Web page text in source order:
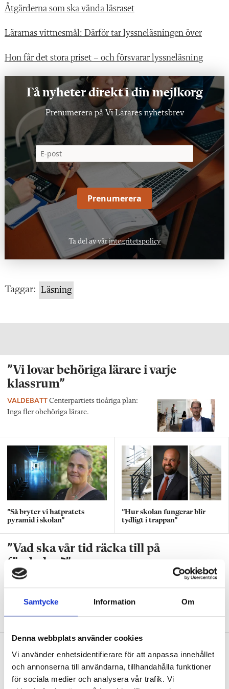
Samtycke Information Om
Denna webbplats använder cookies
Vi använder enhetsidentifierare för att anpassa innehållet
och annonserna till användarna, tillhandahålla funktioner
för sociala medier och analysera vår trafik. Vi
Åtgärderna som ska vända läsraset
Lärarnas vittnesmål: Därför tar lyssneläsningen över
Hon får det stora priset – och försvarar lyssneläsning
Få nyheter direkt i din mejlkorg
Prenumerera på Vi Lärares nyhetsbrev
Prenumerera
Ta del av vårintegritetspolicy
Taggar: Läsning
”Vi lovar behöriga lärare i varje
klassrum”
VALDEBATT Centerpartiets tioåriga plan:
Inga fler obehöriga lärare.
”Så bryter vi hatpratets
pyramid i skolan”
”Hur skolan fungerar blir
tydligt i trappan”
”Vad ska vår tid räcka till på
förskolan?”
DEBATT
eller ska jag vara närvarande tillsammans
”Vad säger det om skolan när allt fler
barn behöver anpassas?”
DEBATT”Frågan är hur skolan kan ge plats åt